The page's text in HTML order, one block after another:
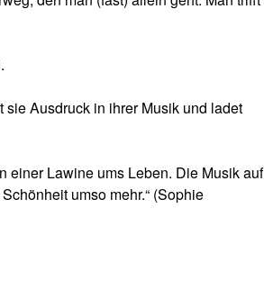
Ausdruck in ihrer Musik und ladet
einer Lawine ums Leben. Die Musik auf
umso mehr.“ (Sophie